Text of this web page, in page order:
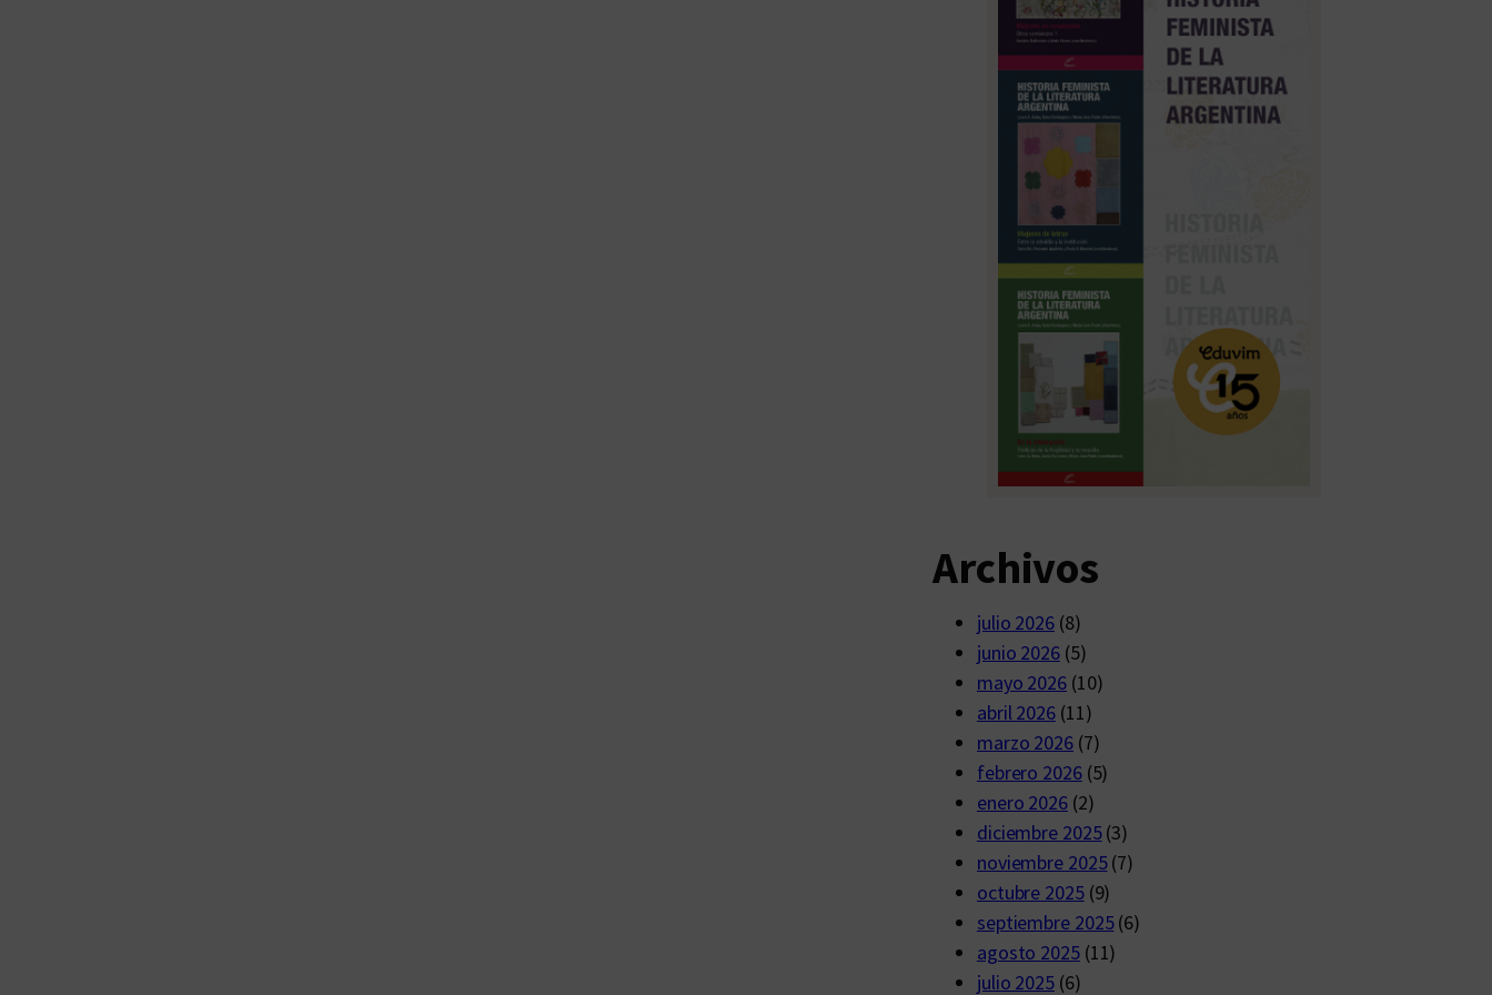
Archivos
julio 2026(8)
junio 2026(5)
mayo 2026 (10)
abril 2026(11)
marzo 2026(7)
febrero 2026(5)
enero 2026(2)
diciembre 2025(3)
noviembre 2025(7)
octubre 2025(9)
septiembre 2025(6)
agosto 2025(11)
julio 2025(6)